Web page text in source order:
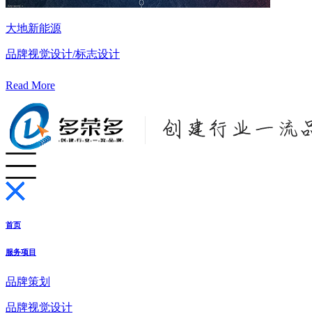
大地新能源
品牌视觉设计/标志设计
Read More
首页
服务项目
品牌策划
品牌视觉设计